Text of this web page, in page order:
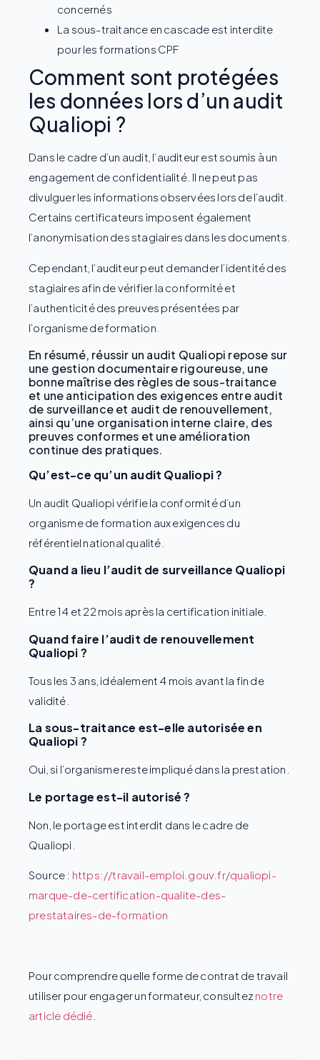
concernés
La sous-traitance en cascade est interdite
pour les formations CPF
Comment sont protégées
les données lors d’un audit
Qualiopi ?
Dans le cadre d’un audit, l’auditeur est soumis à un
engagement de confidentialité. Il ne peut pas
divulguer les informations observées lors de l’audit.
Certains certificateurs imposent également
l’anonymisation des stagiaires dans les documents.
Cependant, l’auditeur peut demander l’identité des
stagiaires afin de vérifier la conformité et
l’authenticité des preuves présentées par
l’organisme de formation.
En résumé, réussir un audit Qualiopi repose sur
une gestion documentaire rigoureuse, une
bonne maîtrise des règles de sous-traitance
et une anticipation des exigences entre audit
de surveillance et audit de renouvellement,
ainsi qu’une organisation interne claire, des
preuves conformes et une amélioration
continue des pratiques.
Qu’est-ce qu’un audit Qualiopi ?
Un audit Qualiopi vérifie la conformité d’un
organisme de formation aux exigences du
référentiel national qualité.
Quand a lieu l’audit de surveillance Qualiopi
?
Entre 14 et 22 mois après la certification initiale.
Quand faire l’audit de renouvellement
Qualiopi ?
Tous les 3 ans, idéalement 4 mois avant la fin de
validité.
La sous-traitance est-elle autorisée en
Qualiopi ?
Oui, si l’organisme reste impliqué dans la prestation.
Le portage est-il autorisé ?
Non, le portage est interdit dans le cadre de
Qualiopi.
Source : https://travail-emploi.gouv.fr/qualiopi-
marque-de-certification-qualite-des-
prestataires-de-formation
Pour comprendre quelle forme de contrat de travail
utiliser pour engager un formateur, consultez notre
article dédié